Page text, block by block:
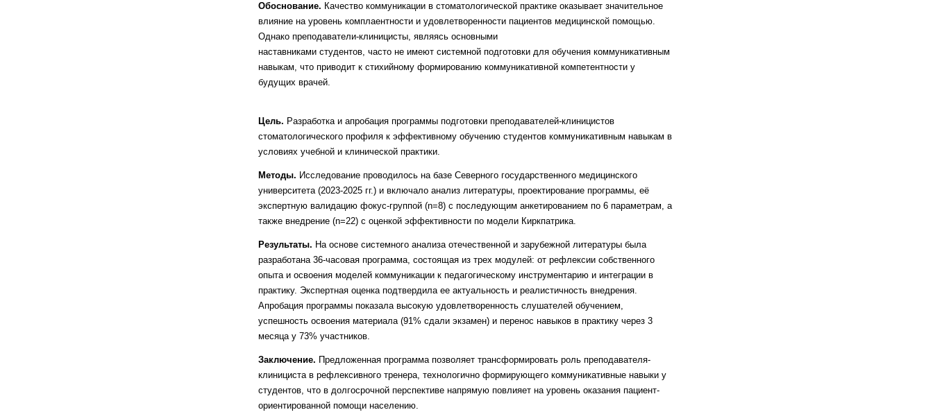
Обоснование. Качество коммуникации в стоматологической практике оказывает значительное
влияние на уровень комплаентности и удовлетворенности пациентов медицинской помощью.
Однако преподаватели-клиницисты, являясь основными
наставниками студентов, часто не имеют системной подготовки для обучения коммуникативным
навыкам, что приводит к стихийному формированию коммуникативной компетентности у
будущих врачей.
Цель. Разработка и апробация программы подготовки преподавателей-клиницистов
стоматологического профиля к эффективному обучению студентов коммуникативным навыкам в
условиях учебной и клинической практики.
Методы. Исследование проводилось на базе Северного государственного медицинского
университета (2023-2025 гг.) и включало анализ литературы, проектирование программы, её
экспертную валидацию фокус-группой (n=8) с последующим анкетированием по 6 параметрам, а
также внедрение (n=22) с оценкой эффективности по модели Киркпатрика.
Результаты. На основе системного анализа отечественной и зарубежной литературы была
разработана 36-часовая программа, состоящая из трех модулей: от рефлексии собственного
опыта и освоения моделей коммуникации к педагогическому инструментарию и интеграции в
практику. Экспертная оценка подтвердила ее актуальность и реалистичность внедрения.
Апробация программы показала высокую удовлетворенность слушателей обучением,
успешность освоения материала (91% сдали экзамен) и перенос навыков в практику через 3
месяца у 73% участников.
Заключение. Предложенная программа позволяет трансформировать роль преподавателя-
клинициста в рефлексивного тренера, технологично формирующего коммуникативные навыки у
студентов, что в долгосрочной перспективе напрямую повлияет на уровень оказания пациент-
ориентированной помощи населению.